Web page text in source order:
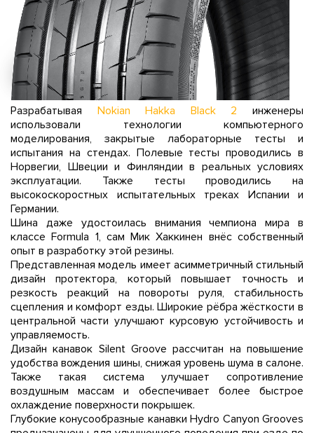
Разрабатывая Nokian Hakka Black 2 инженеры
использовали технологии компьютерного
моделирования, закрытые лабораторные тесты и
испытания на стендах. Полевые тесты проводились в
Норвегии, Швеции и Финляндии в реальных условиях
эксплуатации. Также тесты проводились на
высокоскоростных испытательных треках Испании и
Германии.
Шина даже удостоилась внимания чемпиона мира в
классе Formula 1, сам Мик Хаккинен внёс собственный
опыт в разработку этой резины.
Представленная модель имеет асимметричный стильный
дизайн протектора, который повышает точность и
резкость реакций на повороты руля, стабильность
сцепления и комфорт езды. Широкие рёбра жёсткости в
центральной части улучшают курсовую устойчивость и
управляемость.
Дизайн канавок Silent Groove рассчитан на повышение
удобства вождения шины, снижая уровень шума в салоне.
Также такая система улучшает сопротивление
воздушным массам и обеспечивает более быстрое
охлаждение поверхности покрышек.
Глубокие конусообразные канавки Hydro Canyon Grooves